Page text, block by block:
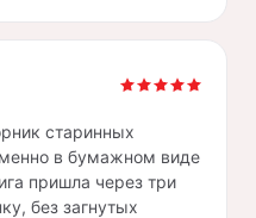
старинных
в бумажном виде
пришла через три
без загнутых